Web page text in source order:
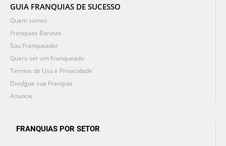
GUIA FRANQUIAS DE SUCESSO
Quem somos
Franquias Baratas
Sou Franqueador
Quero ser um Franqueado
Termos de Uso e Privacidade
Divulgue sua Franquia
Anuncie
FRANQUIAS POR SETOR